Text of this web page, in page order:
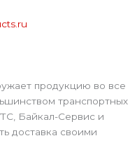
продукцию во все
транспортных
Байкал-Сервис и
доставка своими